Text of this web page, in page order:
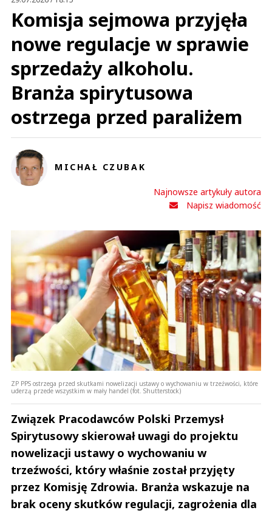
Komisja sejmowa przyjęła
nowe regulacje w sprawie
sprzedaży alkoholu.
Branża spirytusowa
ostrzega przed paraliżem
MICHAŁ CZUBAK
Najnowsze artykuły autora
Napisz wiadomość
ZP PPS ostrzega przed skutkami nowelizacji ustawy o wychowaniu w trzeźwości, które
uderzą przede wszystkim w mały handel (fot. Shutterstock)
Związek Pracodawców Polski Przemysł
Spirytusowy skierował uwagi do projektu
nowelizacji ustawy o wychowaniu w
trzeźwości, który właśnie został przyjęty
przez Komisję Zdrowia. Branża wskazuje na
brak oceny skutków regulacji, zagrożenia dla